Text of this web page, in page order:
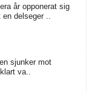
år opponerat sig
delseger ..
sjunker mot
va..